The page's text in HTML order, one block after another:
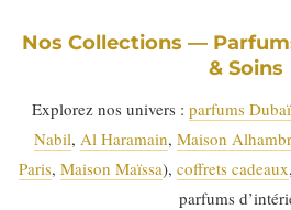
Nos Collections —
& Soins
Explorez nos univers : parfums
Nabil, Al Haramain, Maison
Paris, Maison Maïssa), coffrets cadeaux
parfums